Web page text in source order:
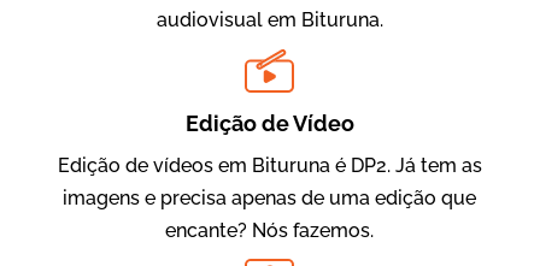
audiovisual em Bituruna.
Edição de Vídeo
Edição de vídeos em Bituruna é DP2. Já tem as
imagens e precisa apenas de uma edição que
encante? Nós fazemos.